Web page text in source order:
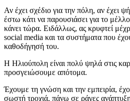
Αν έχει σχέδιο για την πόλη, αν έχει
έστω κάτι να παρουσιάσει για το
κάνει τώρα. Ειδάλλως, ας κρυφτεί
social media και τα συστήματα που
καθοδήγησή του.
Η Ηλιούπολη είναι πολύ ψηλά στις
προσγειώσουμε απότομα.
Έχουμε τη γνώση και την εμπειρία,
σωστή τροχιά, πάνω σε ράγες